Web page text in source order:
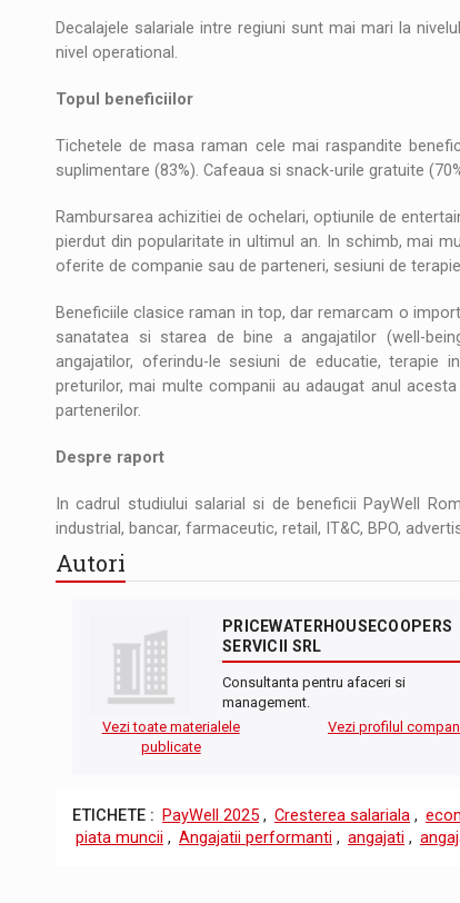
Decalajele salariale intre regiuni sunt mai mari la
nivel operational.
Topul beneficiilor
Tichetele de masa raman cele mai raspandite
suplimentare (83%). Cafeaua si snack-urile gratuite
Rambursarea achizitiei de ochelari, optiunile de
pierdut din popularitate in ultimul an. In schimb, mai
oferite de companie sau de parteneri, sesiuni de
Beneficiile clasice raman in top, dar remarcam o
sanatatea si starea de bine a angajatilor (well-
angajatilor, oferindu-le sesiuni de educatie, terapie
preturilor, mai multe companii au adaugat anul
partenerilor.
Despre raport
In cadrul studiului salarial si de beneficii PayWell
industrial, bancar, farmaceutic, retail, IT&C, BPO,
Autori
PRICEWATERHOUSECOOPERS
SERVICII SRL
Consultanta pentru afaceri si
management.
Vezi toate materialele
publicate
Vezi profilul
ETICHETE : PayWell 2025 , Cresterea salariala ,
piata muncii , Angajatii performanti , angajati ,